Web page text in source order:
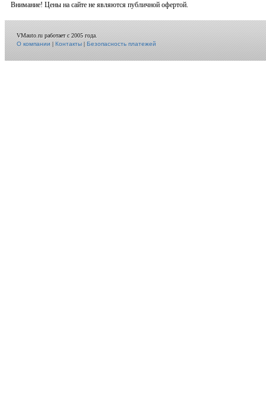
Внимание! Цены на сайте не являются публичной офертой.
VMauto.ru работает с 2005 года.
О компании|Контакты|Безопасность платежей